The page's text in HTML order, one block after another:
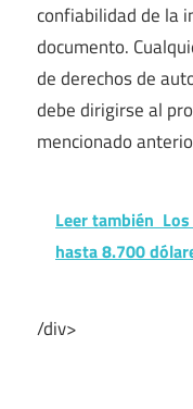
confiabilidad de la
documento.
de derechos de
debe dirigirse al
mencionado
Leer también
hasta 8.700
/div>